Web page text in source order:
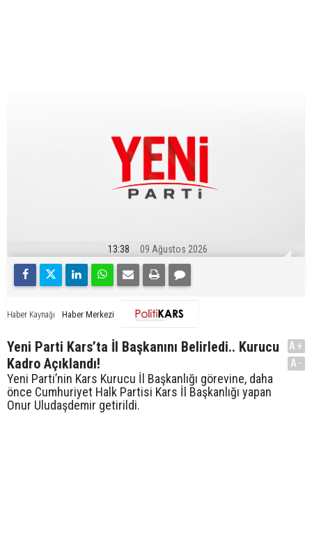
13:38 09 Ağustos 2026
Haber Kaynağı Haber Merkezi
Yeni Parti Kars’ta İl Başkanını Belirledi.. Kurucu
Kadro Açıklandı!
Yeni Parti’nin Kars Kurucu İl Başkanlığı görevine, daha
önce Cumhuriyet Halk Partisi Kars İl Başkanlığı yapan
Onur Uludaşdemir getirildi.
A+
A-